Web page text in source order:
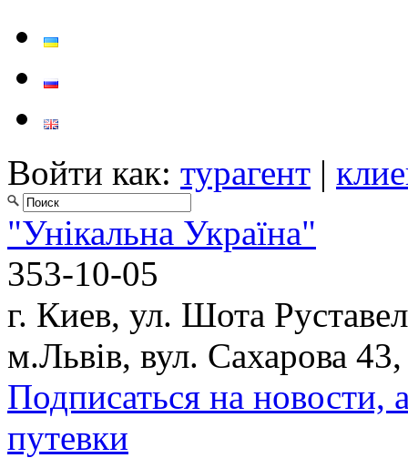
Войти как: турагент |
"Унікальна Україна"
353-10-05
г. Киев, ул. Шота
м.Львів, вул. Сахарова
Подписаться на новости,
путевки